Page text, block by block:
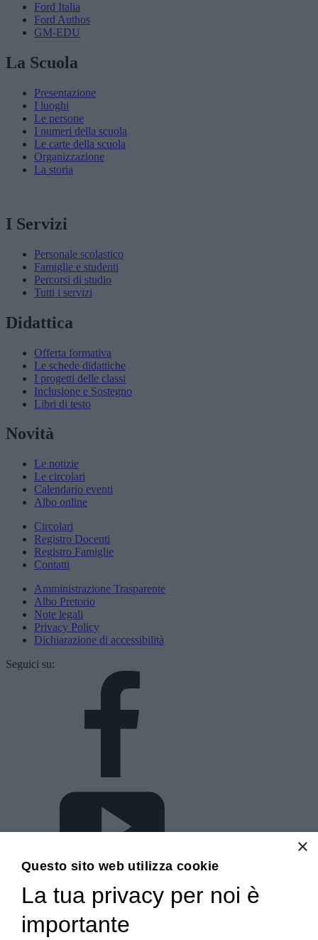
Ford Italia
Ford Authos
GM-EDU
La Scuola
Presentazione
I luoghi
Le persone
I numeri della scuola
Le carte della scuola
Organizzazione
La storia
I Servizi
Personale scolastico
Famiglie e studenti
Percorsi di studio
Tutti i servizi
Didattica
Offerta formativa
Le schede didattiche
I progetti delle classi
Inclusione e Sostegno
Libri di testo
Novità
Le notizie
Le circolari
Calendario eventi
Albo online
Circolari
Registro Docenti
Registro Famiglie
Contatti
Amministrazione Trasparente
Albo Pretorio
Note legali
Privacy Policy
Dichiarazione di accessibilità
Seguici su:
×
Questo sito web utilizza cookie
La tua privacy per noi è
importante